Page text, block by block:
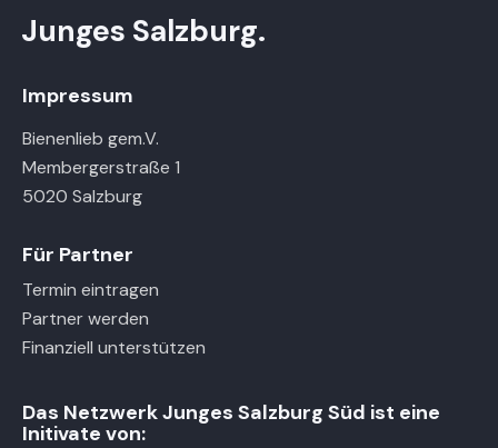
Junges Salzburg.
Impressum
Bienenlieb gem.V.
Membergerstraße 1
5020 Salzburg
Für Partner
Termin eintragen
Partner werden
Finanziell unterstützen
Das Netzwerk Junges Salzburg Süd ist eine
Initivate von: